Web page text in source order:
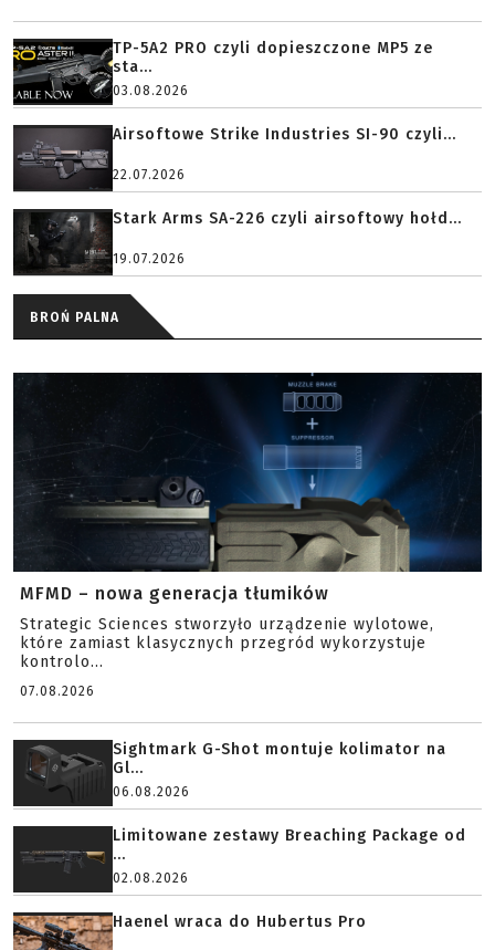
TP-5A2 PRO czyli dopieszczone MP5 ze
sta...
03.08.2026
Airsoftowe Strike Industries SI-90 czyli...
22.07.2026
Stark Arms SA-226 czyli airsoftowy hołd...
19.07.2026
BROŃ PALNA
MFMD – nowa generacja tłumików
Strategic Sciences stworzyło urządzenie wylotowe,
które zamiast klasycznych przegród wykorzystuje
kontrolo...
07.08.2026
Sightmark G-Shot montuje kolimator na
Gl...
06.08.2026
Limitowane zestawy Breaching Package od
...
02.08.2026
Haenel wraca do Hubertus Pro